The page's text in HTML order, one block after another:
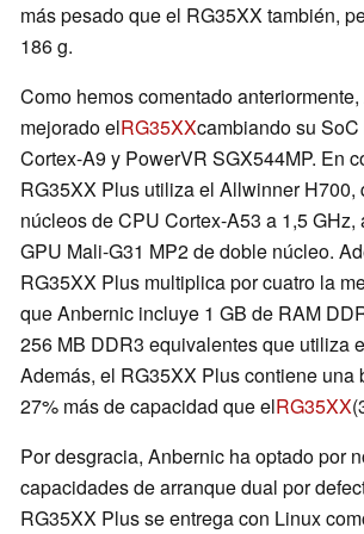
más pesado que el RG35XX también,
186 g.
Como hemos comentado
mejorado elRG35XXcambiando su
Cortex-A9 y PowerVR SGX544MP. En
RG35XX Plus utiliza el Allwinner H700,
núcleos de CPU Cortex-A53 a 1,5 GHz,
GPU Mali-G31 MP2 de doble núcleo.
RG35XX Plus multiplica por cuatro la
que Anbernic incluye 1 GB de RAM
256 MB DDR3 equivalentes que utiliza
Además, el RG35XX Plus contiene una
27% más de capacidad que elRG35XX
Por desgracia, Anbernic ha optado por
capacidades de arranque dual por
RG35XX Plus se entrega con Linux